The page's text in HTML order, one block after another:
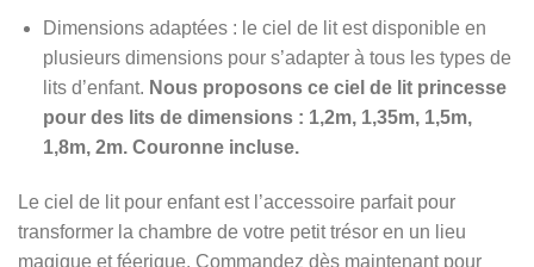
Dimensions adaptées : le ciel de lit est disponible en
plusieurs dimensions pour s’adapter à tous les types de
lits d’enfant. Nous proposons ce ciel de lit princesse
pour des lits de dimensions : 1,2m, 1,35m, 1,5m,
1,8m, 2m. Couronne incluse.
Le ciel de lit pour enfant est l’accessoire parfait pour
transformer la chambre de votre petit trésor en un lieu
magique et féerique. Commandez dès maintenant pour